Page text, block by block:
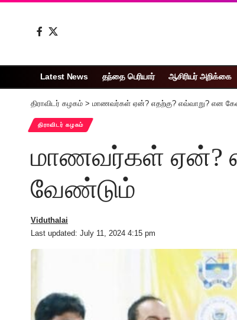
Latest News தந்தை பெரியார் ஆசிரியர் அறிக்கை
திராவிடர் கழகம் > மாணவர்கள் ஏன்? எதற்கு? எவ்வாறு? என
திராவிடர் கழகம்
மாணவர்கள் ஏன்?
வேண்டும்
Last updated: July 11, 2024 4:15 pm
Viduthalai